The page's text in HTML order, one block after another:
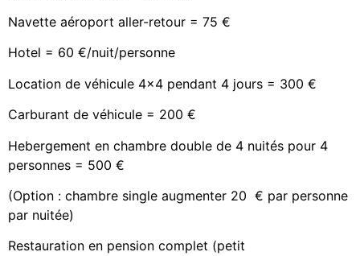
Navette aéroport aller-retour = 75 €
Hotel = 60 €/nuit/personne
Location de véhicule 4×4 pendant 4 jours = 300 €
Carburant de véhicule = 200 €
Hebergement en chambre double de 4 nuités pour 4
personnes = 500 €
(Option : chambre single augmenter 20 € par personne
par nuitée)
Restauration en pension complet (petit